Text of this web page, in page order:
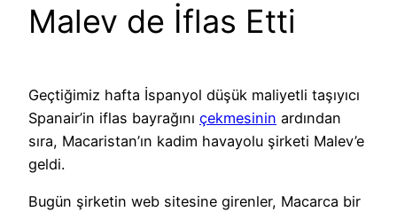
Malev de İflas Etti
Geçtiğimiz hafta İspanyol düşük maliyetli taşıyıcı
Spanair’in iflas bayrağını çekmesinin ardından
sıra, Macaristan’ın kadim havayolu şirketi Malev’e
geldi.
Bugün şirketin web sitesine girenler, Macarca bir